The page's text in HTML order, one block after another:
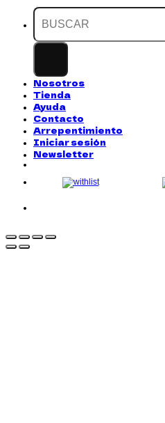
Buscar
por:
Nosotros
Tienda
Ayuda
Contacto
Arrepentimiento
Iniciar sesión
Newsletter